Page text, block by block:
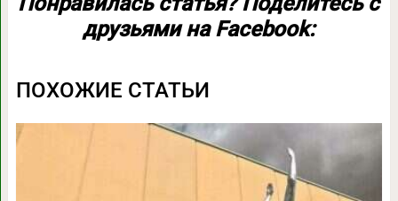
друзьями на Facebook:
ПОХОЖИЕ СТАТЬИ